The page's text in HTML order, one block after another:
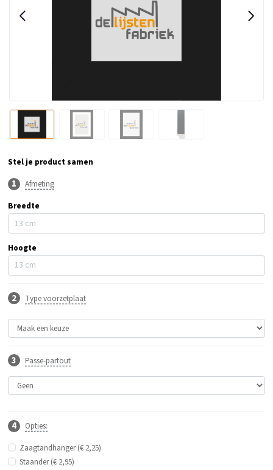
Stel je product samen
Afmeting
Breedte
Hoogte
Type voorzetplaat
Passe-partout
Opties:
Zaagtandhanger (€ 2,25)
Staander (€ 2,95)